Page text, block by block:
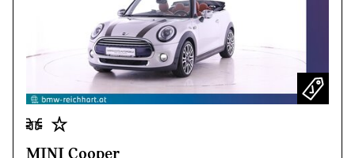
MINI Cooper